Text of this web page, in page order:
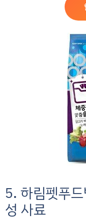
5. 하림펫푸
성 사료